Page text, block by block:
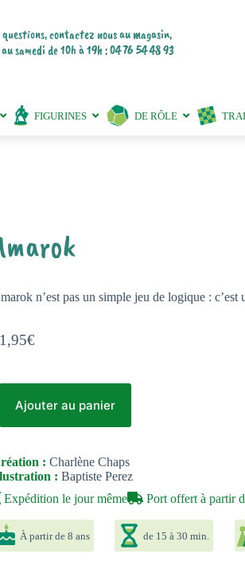
questions, contactez nous au magasin,
samedi de 10h à 19h : 04 76 54 48 93
FIGURINES DE RÔLE
€
n’est pas un simple jeu de logique :
Ajouter au panier
Expédition le jour même Port offert à partir
: Charlène Chaps
: Baptiste Perez
À partir de 8 ans de 15 à 30 min.